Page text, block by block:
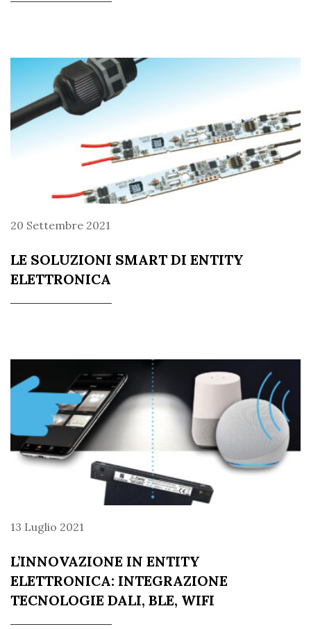
20 Settembre 2021
LE SOLUZIONI SMART DI ENTITY
ELETTRONICA
13 Luglio 2021
L’INNOVAZIONE IN ENTITY
ELETTRONICA: INTEGRAZIONE
TECNOLOGIE DALI, BLE, WIFI